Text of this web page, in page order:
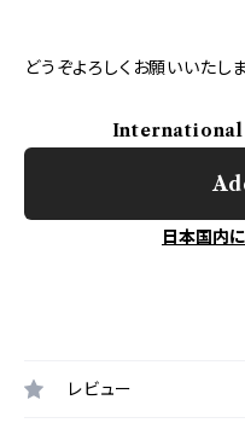
どうぞよろしくお願いいたしま
International
日本国内
レビュー